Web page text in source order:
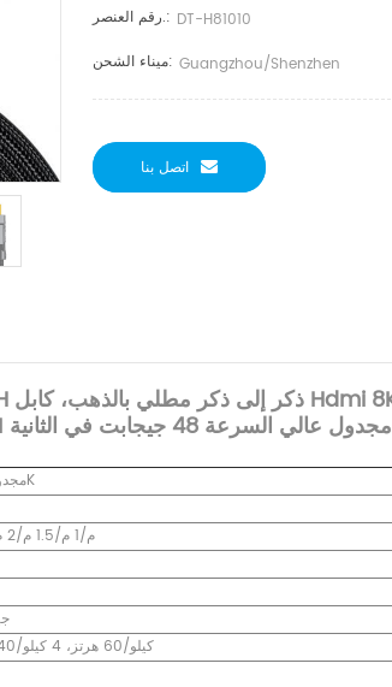
رقم العنصر.: DT-H81010
ميناء الشحن: Guangzhou/Shenzhen
اتصل بنا
كابل HDMI 2.1 مجدول عالي السرعة 48 جيجابت في الثانية
كابل HDMI 2.1 مجدول 8K
0.5 م/1 م/1.5 م/2 م/3 م/5 م/8 م
8 كيلو/60 هرتز، 4 كيلو/240 هرتز/144 هرتز